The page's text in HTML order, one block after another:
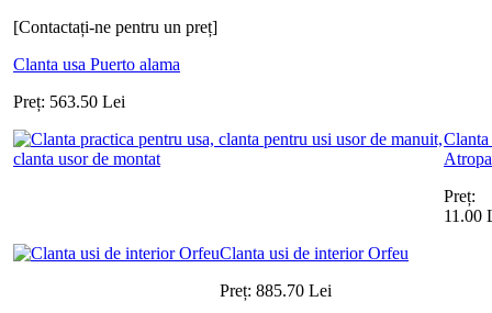
[Contactați-ne pentru un preț]
Clanta usa Puerto alama
Preț: 563.50 Lei
Clanta
Atropa
Preț:
11.00
Clanta usi de interior Orfeu
Preț: 885.70 Lei